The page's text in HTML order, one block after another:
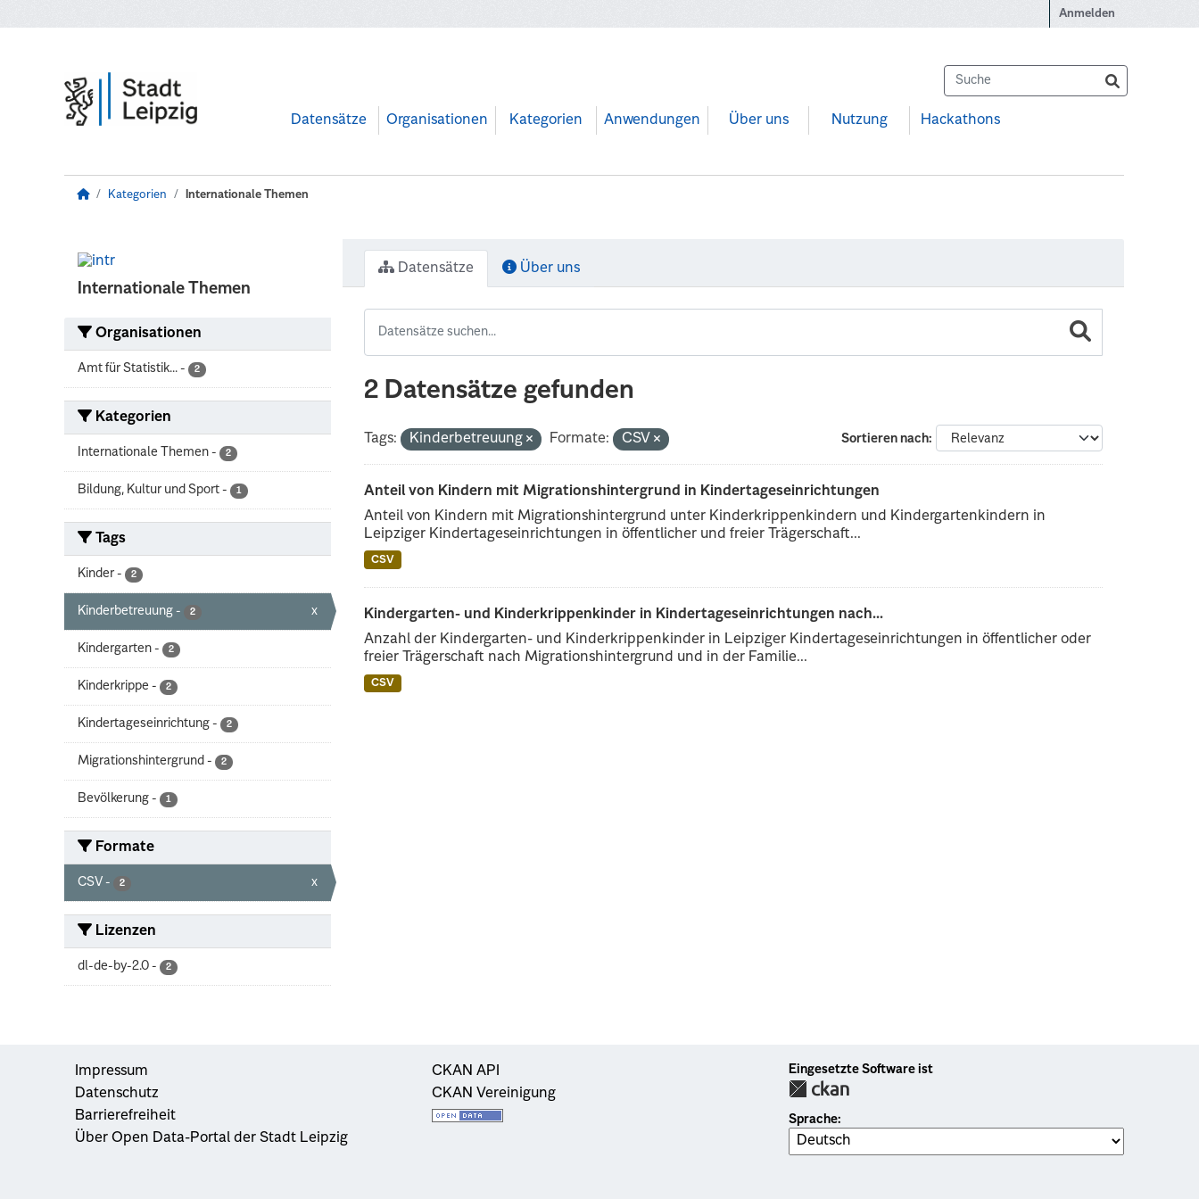
Anmelden
Datensätze Organisationen Kategorien Anwendungen Über uns Nutzung Hackathons
Kategorien Internationale Themen
Internationale Themen
Organisationen
Amt für Statistik... - 2
Kategorien
Internationale Themen - 2
Bildung, Kultur und Sport - 1
Tags
Kinder - 2
Kinderbetreuung - 2 x
Kindergarten - 2
Kinderkrippe - 2
Kindertageseinrichtung - 2
Migrationshintergrund - 2
Bevölkerung - 1
Formate
CSV - 2 x
Lizenzen
dl-de-by-2.0 - 2
Datensätze Über uns
2 Datensätze gefunden
Sortieren nach
Tags: Kinderbetreuung Formate: CSV
Anteil von Kindern mit Migrationshintergrund in Kindertageseinrichtungen
Anteil von Kindern mit Migrationshintergrund unter Kinderkrippenkindern und Kindergartenkindern in
Leipziger Kindertageseinrichtungen in öffentlicher und freier Trägerschaft...
CSV
Kindergarten- und Kinderkrippenkinder in Kindertageseinrichtungen nach...
Anzahl der Kindergarten- und Kinderkrippenkinder in Leipziger Kindertageseinrichtungen in öffentlicher oder
freier Trägerschaft nach Migrationshintergrund und in der Familie...
CSV
Impressum
Datenschutz
Barrierefreiheit
Über Open Data-Portal der Stadt Leipzig
CKAN API
CKAN Vereinigung
Eingesetzte Software ist
Sprache